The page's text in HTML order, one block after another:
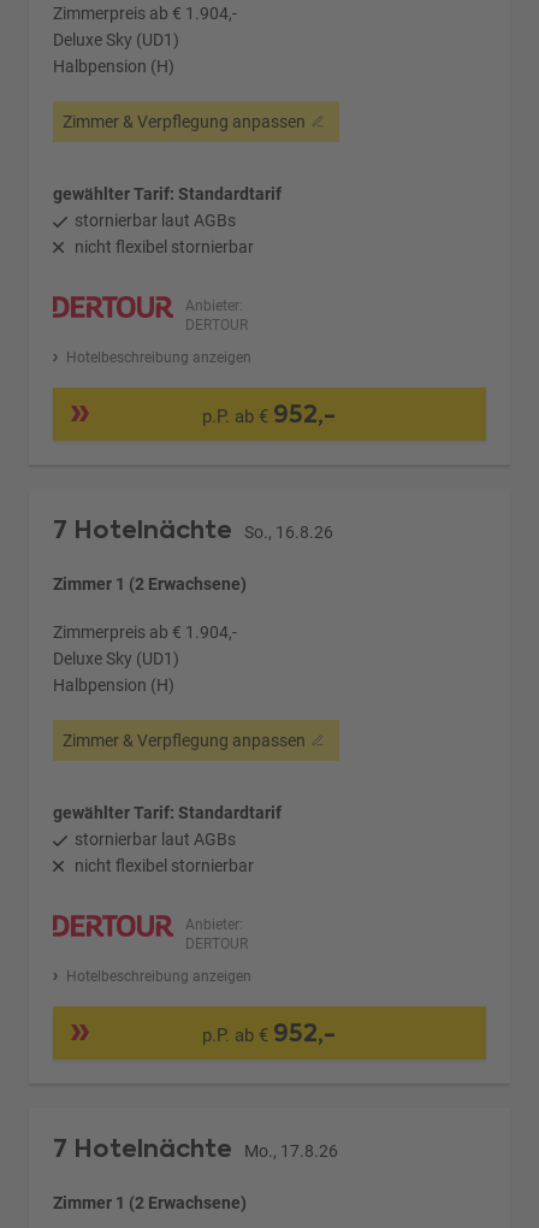
Zimmerpreis ab € 1.904,-
Deluxe Sky (UD1)
Halbpension (H)
Zimmer & Verpflegung anpassen
gewählter Tarif: Standardtarif
stornierbar laut AGBs
nicht flexibel stornierbar
Anbieter:
DERTOUR
Hotelbeschreibung anzeigen
p.P. ab € 952,-
7 Hotelnächte So., 16.8.26
Zimmer 1 (2 Erwachsene)
Zimmerpreis ab € 1.904,-
Deluxe Sky (UD1)
Halbpension (H)
Zimmer & Verpflegung anpassen
gewählter Tarif: Standardtarif
stornierbar laut AGBs
nicht flexibel stornierbar
Anbieter:
DERTOUR
Hotelbeschreibung anzeigen
p.P. ab € 952,-
7 Hotelnächte Mo., 17.8.26
Zimmer 1 (2 Erwachsene)